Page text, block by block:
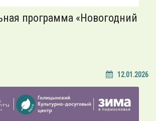
программа «Новогодний
12.01.2026